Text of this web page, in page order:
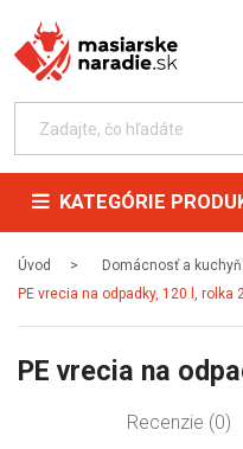
KATEGÓRIE
Úvod Domácnosť a
PE vrecia na odpadky, 120 l, rolka
PE vrecia na
Recenzie (0)